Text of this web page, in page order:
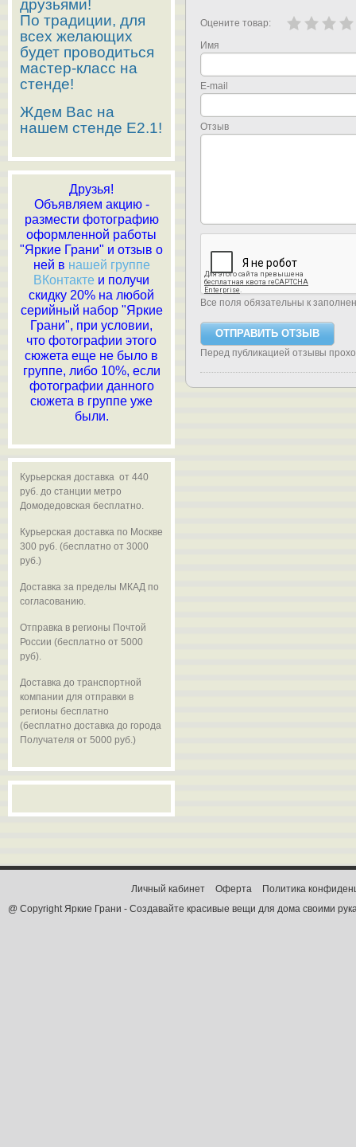
Оцените товар:
Имя
E-mail
Отзыв
Все поля обязательны к
Перед публикацией отзывы
друзьями!
По традиции, для
всех желающих
будет проводиться
мастер-класс на
стенде!
Ждем Вас на
нашем стенде E2.1!
Друзья!
Объявляем акцию -
размести фотографию
оформленной работы
"Яркие Грани" и отзыв о
ней в нашей группе
ВКонтакте и получи
скидку 20% на любой
серийный набор "Яркие
Грани", при условии,
что фотографии этого
сюжета еще не было в
группе, либо 10%, если
фотографии данного
сюжета в группе уже
были.
Курьерская доставка от 440
руб. до станции метро
Домодедовская бесплатно.
Курьерская доставка по Москве
300 руб. (бесплатно от 3000
руб.)
Доставка за пределы МКАД по
согласованию.
Отправка в регионы Почтой
России (бесплатно от 5000
руб).
Доставка до транспортной
компании для отправки в
регионы бесплатно
(бесплатно доставка до города
Получателя от 5000 руб.)
@ Copyright Яркие Грани - Создавайте красивые вещи для дома своими
Личный кабинет Оферта Политика